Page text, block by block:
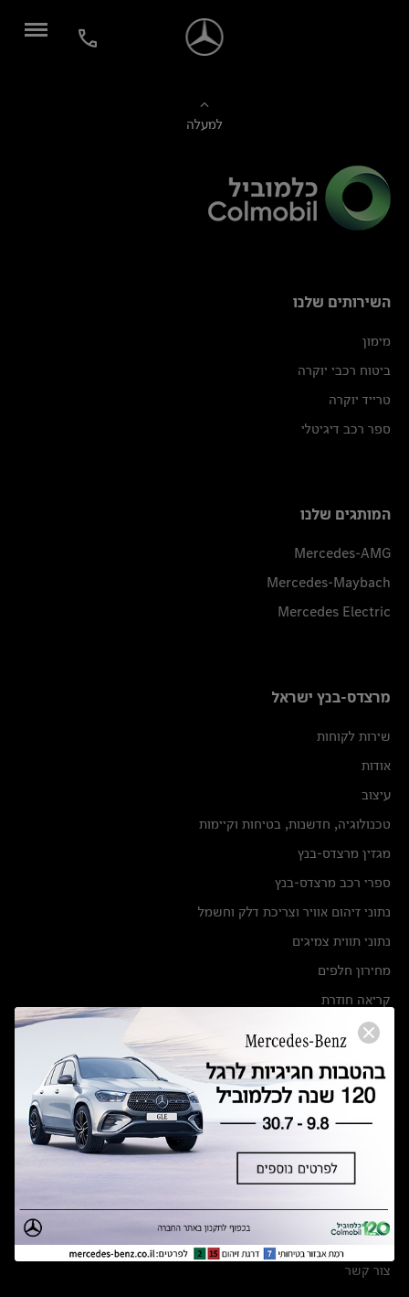
למעלה
השירותים שלנו
מימון
ביטוח רכבי יוקרה
טרייד יוקרה
ספר רכב דיגיטלי
המותגים שלנו
Mercedes-AMG
Mercedes-Maybach
Mercedes Electric
מרצדס-בנץ ישראל
שירות לקוחות
אודות
עיצוב
טכנולוגיה, חדשנות, בטיחות וקיימות
מגזין מרצדס-בנץ
ספרי רכב מרצדס-בנץ
נתוני זיהום אוויר וצריכת דלק וחשמל
נתוני תווית צמיגים
מחירון חלפים
קריאה חוזרת
הודעה על הטבות לרכבי מרצדס בהסדר פשרה בתצ 56447-02-19
תקנון ימי מכירות 120 לכלמוביל
מצאו אותנו
אולמות תצוגה
מרכזי שירות
צור קשר